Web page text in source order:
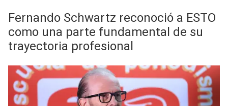
Fernando Schwartz reconoció a ESTO
como una parte fundamental de su
trayectoria profesional